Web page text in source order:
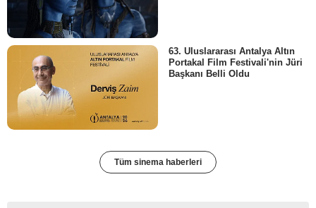
63. Uluslararası Antalya Altın
Portakal Film Festivali'nin Jüri
Başkanı Belli Oldu
Tüm sinema haberleri